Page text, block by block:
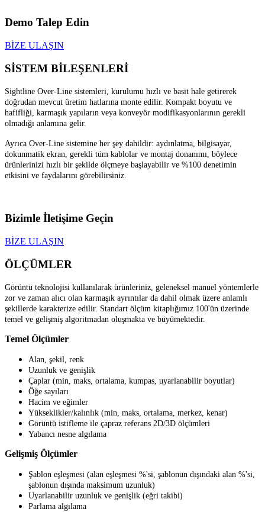
Demo Talep Edin
BİZE ULAŞIN
SİSTEM BİLEŞENLERİ
Sightline Over-Line sistemleri, kurulumu hızlı ve basit hale getirerek
doğrudan mevcut üretim hatlarına monte edilir. Kompakt boyutu ve
hafifliği, karmaşık yapıların veya konveyör modifikasyonlarının gerekli
olmadığı anlamına gelir.
Ayrıca Over-Line sistemine her şey dahildir: aydınlatma, bilgisayar,
dokunmatik ekran, gerekli tüm kablolar ve montaj donanımı, böylece
ürünlerinizi hızlı bir şekilde ölçmeye başlayabilir ve %100 denetimin
etkisini ve faydalarını görebilirsiniz.
Bizimle İletişime Geçin
BİZE ULAŞIN
ÖLÇÜMLER
Görüntü teknolojisi kullanılarak ürünleriniz, geleneksel manuel yöntemlerle
zor ve zaman alıcı olan karmaşık ayrıntılar da dahil olmak üzere anlamlı
şekillerde karakterize edilir. Standart ölçüm kitaplığımız 100'ün üzerinde
temel ve gelişmiş algoritmadan oluşmakta ve büyümektedir.
Temel Ölçümler
Alan, şekil, renk
Uzunluk ve genişlik
Çaplar (min, maks, ortalama, kumpas, uyarlanabilir boyutlar)
Öğe sayıları
Hacim ve eğimler
Yükseklikler/kalınlık (min, maks, ortalama, merkez, kenar)
Görüntü istifleme ile çapraz referans 2D/3D ölçümleri
Yabancı nesne algılama
Gelişmiş Ölçümler
Şablon eşleşmesi (alan eşleşmesi %'si, şablonun dışındaki alan %'si,
şablonun dışında maksimum uzunluk)
Uyarlanabilir uzunluk ve genişlik (eğri takibi)
Parlama algılama